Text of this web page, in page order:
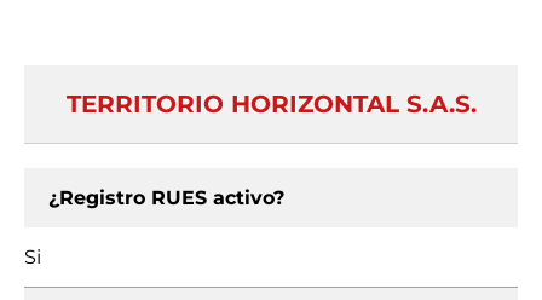
TERRITORIO HORIZONTAL S.A.S.
¿Registro RUES activo?
Si